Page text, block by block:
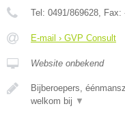
Tel: 0491/869628 , Fax:
E-mail › GVP Consult
Website onbekend
Bijberoepers,
welkom bij ▼